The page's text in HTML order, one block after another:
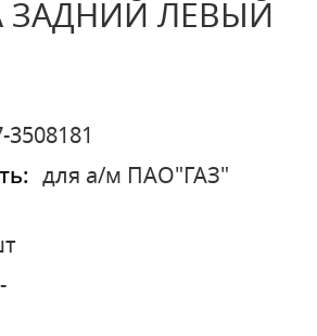
ЗАДНИЙ ЛЕВЫЙ
3508181
для а/м ПАО"ГАЗ"
-